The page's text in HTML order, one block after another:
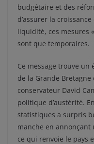
budgétaire et des
d’assurer la
liquidité, ces mesures
sont que temporaires.
Ce message trouve
de la Grande
conservateur David
politique d’austérité.
statistiques a surpris
manche en annonçant
ce qui renvoie le pays